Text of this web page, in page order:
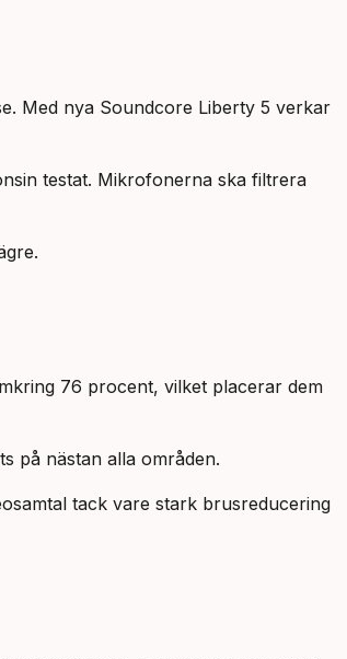
Med nya Soundcore Liberty 5 verkar
testat. Mikrofonerna ska filtrera
76 procent, vilket placerar dem
på nästan alla områden.
tack vare stark brusreducering